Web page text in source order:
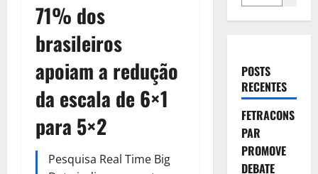
71% dos
brasileiros
apoiam a redução
da escala de 6×1
para 5×2
Pesquisa Real Time Big
POSTS
RECENTES
FETRACONS
PAR
PROMOVE
DEBATE